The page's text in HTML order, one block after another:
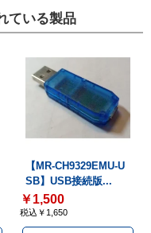
ている製品
【MR-CH9329EMU-U
SB】USB接続版...
￥1,500
税込￥1,650